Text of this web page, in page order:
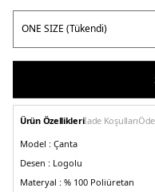
Ürün Özellikleriİade Koşulları
Model : Çanta
Desen : Logolu
Materyal : % 100 Poliüretan